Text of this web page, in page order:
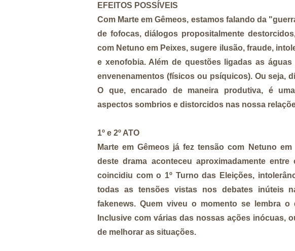
EFEITOS POSSÍVEIS
Com Marte em Gêmeos, estamos falando da
de fofocas, diálogos propositalmente
com Netuno em Peixes, sugere ilusão, fraude,
e xenofobia. Além de questões ligadas as
envenenamentos (físicos ou psíquicos). Ou seja,
O que, encarado de maneira produtiva, é
aspectos sombrios e distorcidos nas nossa
1º e 2º ATO
Marte em Gêmeos já fez tensão com Netuno
deste drama aconteceu aproximadamente entre
coincidiu com o 1º Turno das Eleições,
todas as tensões vistas nos debates inúteis
fakenews. Quem viveu o momento se lembra
Inclusive com várias das nossas ações inócuas,
de melhorar as situações.